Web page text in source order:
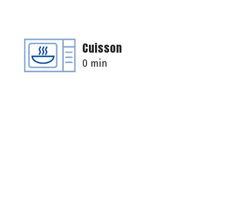
Cuisson
0 min